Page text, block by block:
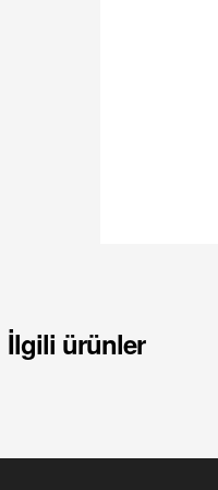
İlgili ürünler